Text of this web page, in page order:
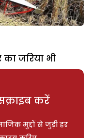
जरिया भी
करें
मुद्दों से जुड़ी हर